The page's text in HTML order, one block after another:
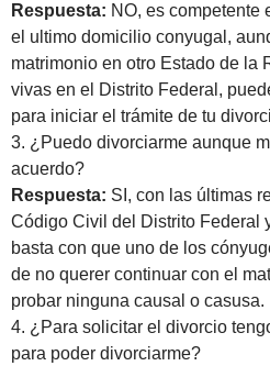
Respuesta: NO, es competente
el ultimo domicilio conyugal,
matrimonio en otro Estado de la
vivas en el Distrito Federal,
para iniciar el trámite de tu
3. ¿Puedo divorciarme aunque
acuerdo?
Respuesta: SI, con las últimas
Código Civil del Distrito Federal
basta con que uno de los
de no querer continuar con el
probar ninguna causal o casusa.
4. ¿Para solicitar el divorcio
para poder divorciarme?